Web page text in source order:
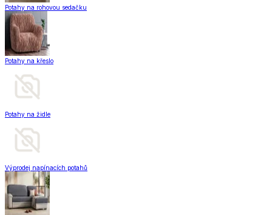
Potahy na rohovou sedačku
Potahy na křeslo
Potahy na židle
Výprodej napínacích potahů